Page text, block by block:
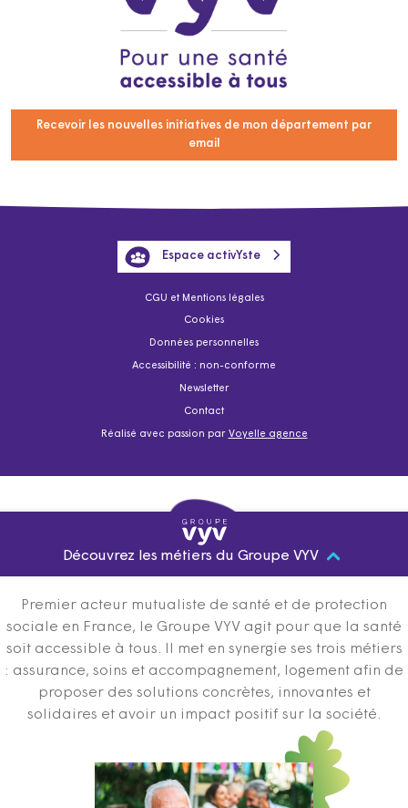
Recevoir les nouvelles initiatives de mon département par
email
CGU et Mentions légales
Cookies
Données personnelles
Accessibilité : non-conforme
Newsletter
Contact
Réalisé avec passion par Voyelle agence
Espace activYste
Découvrez les métiers du Groupe VYV
Premier acteur mutualiste de santé et de protection
sociale en France, le Groupe VYV agit pour que la santé
soit accessible à tous. Il met en synergie ses trois métiers
: assurance, soins et accompagnement, logement afin de
proposer des solutions concrètes, innovantes et
solidaires et avoir un impact positif sur la société.